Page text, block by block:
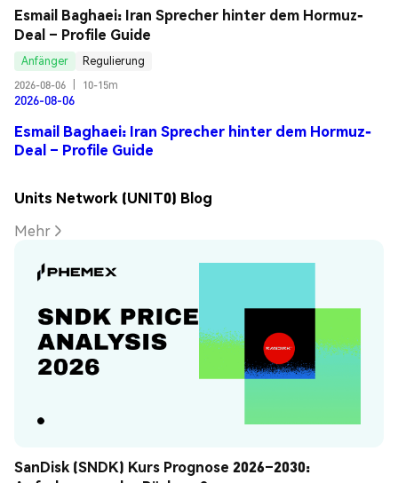
Esmail Baghaei: Iran Sprecher hinter dem Hormuz-
Deal – Profile Guide
Anfänger
Regulierung
2026-08-06
10-15m
2026-08-06
Esmail Baghaei: Iran Sprecher hinter dem Hormuz-
Deal – Profile Guide
Units Network (UNIT0) Blog
Mehr
SanDisk (SNDK) Kurs Prognose 2026–2030: